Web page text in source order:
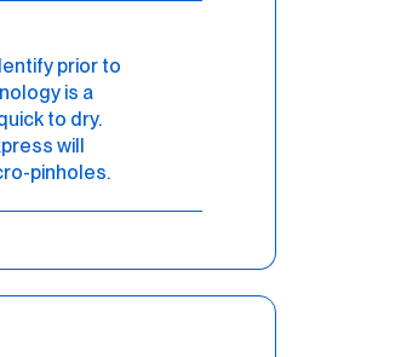
prior to
is a
to dry.
will
pinholes.